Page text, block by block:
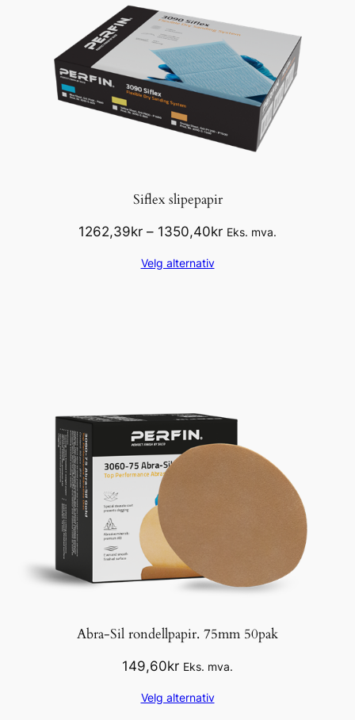
Siflex slipepapir
1262,39kr – 1350,40krPrisområde:
Eks. mva.
Velg alternativ
Abra-Sil rondellpapir. 75mm 50pak
149,60kr Eks. mva.
Velg alternativ